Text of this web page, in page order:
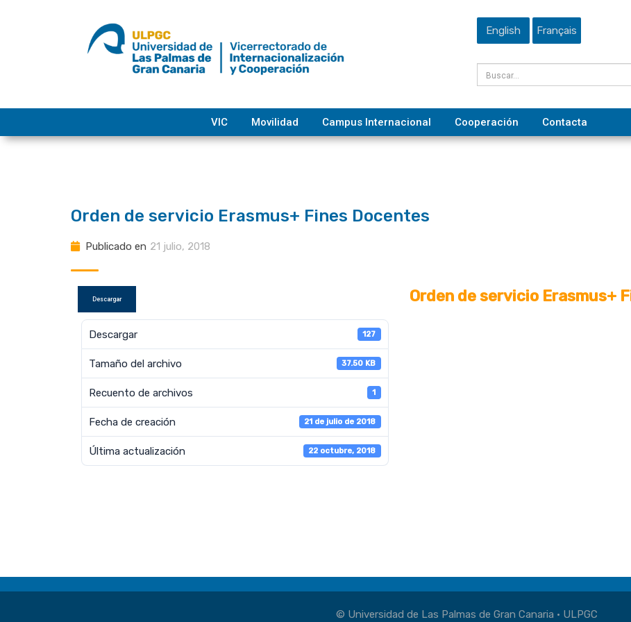
English Français
VIC Movilidad Campus Internacional Cooperación Contacta
Orden de servicio Erasmus+ Fines Docentes
Publicado en 21 julio, 2018
Descargar
Descargar 127
Tamaño del archivo 37.50 KB
Recuento de archivos 1
Fecha de creación 21 de julio de 2018
Última actualización 22 octubre, 2018
Orden de servicio Erasmus+
© Universidad de Las Palmas de Gran Canaria · ULPGC